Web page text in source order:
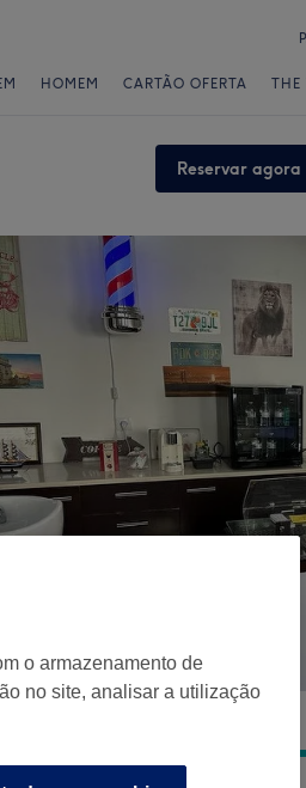
HOMEM CARTÃO OFERTA THE
Reservar agora
o armazenamento de
no site, analisar a utilização